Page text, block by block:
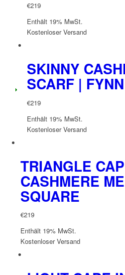
€219
Enthält 19% MwSt.
Kostenloser Versand
SKINNY
SCARF | FYNN
€219
Enthält 19% MwSt.
Kostenloser Versand
TRIANGLE
CASHMERE
SQUARE
€219
Enthält 19% MwSt.
Kostenloser Versand